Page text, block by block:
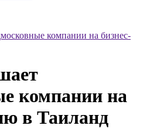
компании на бизнес-
компании на
в Таиланд